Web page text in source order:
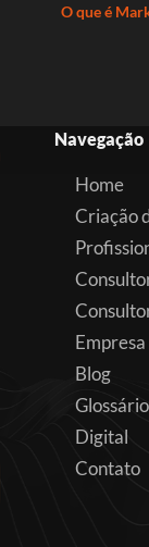
O que é
Navegação
Home
Criação
Blog
Digital
Contato